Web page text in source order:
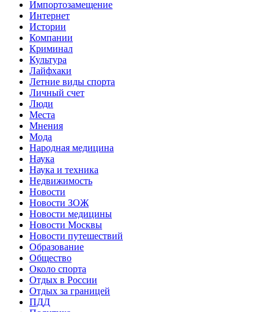
Импортозамещение
Интернет
Истории
Компании
Криминал
Культура
Лайфхаки
Летние виды спорта
Личный счет
Люди
Места
Мнения
Мода
Народная медицина
Наука
Наука и техника
Недвижимость
Новости
Новости ЗОЖ
Новости медицины
Новости Москвы
Новости путешествий
Образование
Общество
Около спорта
Отдых в России
Отдых за границей
ПДД